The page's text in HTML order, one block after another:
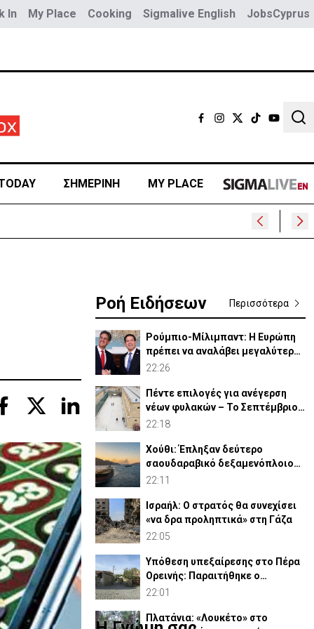
In My Place Cooking Sigmalive English JobsCyprus
ΣΗΜΕΡΙΝΗ MY PLACE
Ροή Ειδήσεων Περισσότερα
Ρούμπιο-Μίλιμπαντ: Η Ευρώπη
πρέπει να αναλάβει μεγαλύτερο
ρόλο στην άμυνά της
22:26
Πέντε επιλογές για ανέγερση
νέων φυλακών – Το Σεπτέμβριο
το «Master Plan»
22:18
Χούθι: Έπληξαν δεύτερο
σαουδαραβικό δεξαμενόπλοιο
στον Κόλπο του Άντεν
22:11
Ισραήλ: Ο στρατός θα συνεχίσει
«να δρα προληπτικά» στη Γάζα
22:05
Υπόθεση υπεξαίρεσης στο Πέρα
Ορεινής: Παραιτήθηκε ο
κοινοτάρχης (ΒΙΝΤΕΟ)
22:01
Πλατάνια: «Λουκέτο» στο